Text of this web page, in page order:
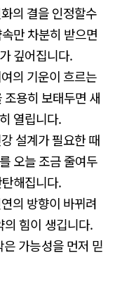
의 결을 인정할수
만 차분히 받으면
깊어집니다.
의 기운이 흐르는
조용히 보태두면 새
열립니다.
설계가 필요한 때
오늘 조금 줄여두
해집니다.
의 방향이 바뀌려
의 힘이 생깁니다.
가능성을 먼저 믿